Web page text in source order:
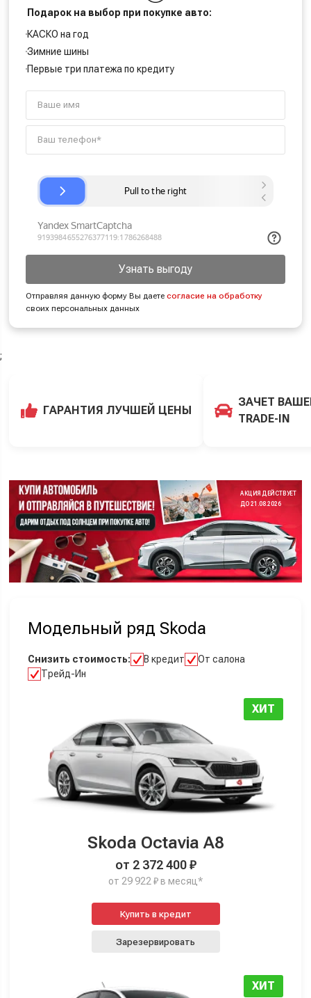
Подарок на выбор при покупке авто:
КАСКО на год
Зимние шины
Первые три платежа по кредиту
Узнать выгоду
Отправляя данную форму Вы даетесогласие на обработку
своих персональных данных
;
ГАРАНТИЯ ЛУЧШЕЙ ЦЕНЫ
ЗАЧЕТ
TRADE-IN
АКЦИЯ ДЕЙСТВУЕТ
ДО 21.08.2026
Модельный ряд Skoda
Снизить стоимость: В кредит
От салона
Трейд-Ин
ХИТ
Skoda Octavia A8
от 2 372 400 ₽
от 29 922 ₽ в месяц*
Купить в кредит
Зарезервировать
ХИТ